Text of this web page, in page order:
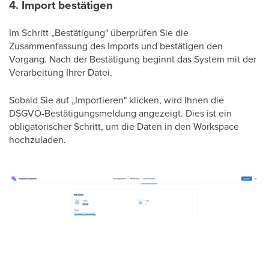
4. Import bestätigen
Im Schritt „Bestätigung" überprüfen Sie die
Zusammenfassung des Imports und bestätigen den
Vorgang. Nach der Bestätigung beginnt das System mit der
Verarbeitung Ihrer Datei.
Sobald Sie auf „Importieren" klicken, wird Ihnen die
DSGVO-Bestätigungsmeldung angezeigt. Dies ist ein
obligatorischer Schritt, um die Daten in den Workspace
hochzuladen.